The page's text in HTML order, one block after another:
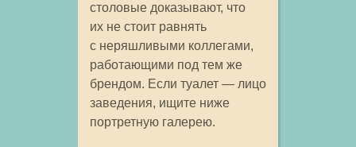
столовые доказывают, что
их не стоит равнять
с неряшливыми коллегами,
работающими под тем же
брендом. Если туалет — лицо
заведения, ищите ниже
портретную галерею.